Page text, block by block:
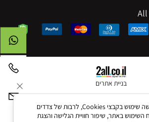
בניית אתרים
לידיעתך, באתרנו נעשה שימוש בקבצי Cookies, לרבות של צדדים
השימוש באתר, שיפור חוויית הגלישה והצגת